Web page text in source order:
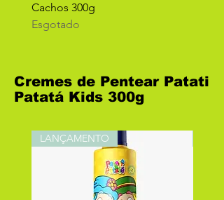
Cachos 300g
Esgotado
Cremes de Pentear Patati
Patatá Kids 300g
LANÇAMENTO